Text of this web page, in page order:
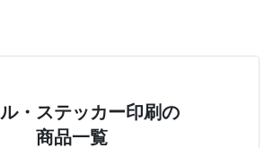
・ステッカー印刷の
商品一覧